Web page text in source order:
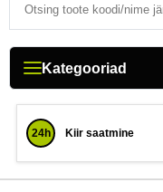
Kategooriad
24h Kiir saatmine